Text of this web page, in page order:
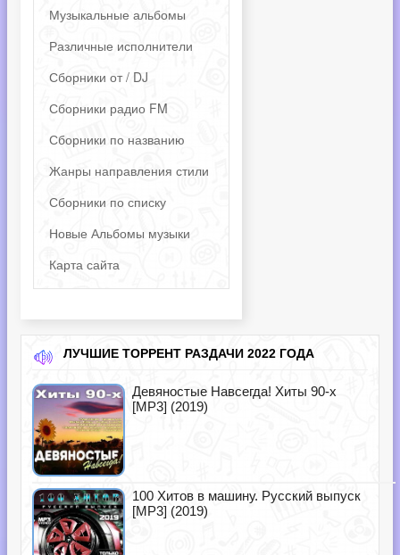
Музыкальные альбомы
Различные исполнители
Сборники от / DJ
Сборники радио FM
Сборники по названию
Жанры направления стили
Сборники по списку
Новые Альбомы музыки
Карта сайта
ЛУЧШИЕ ТОРРЕНТ РАЗДАЧИ 2022 ГОДА
Девяностые Навсегда! Хиты 90-х
[MP3] (2019)
100 Хитов в машину. Русский выпуск
[MP3] (2019)